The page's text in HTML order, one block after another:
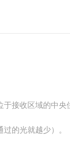
接收区域的中央
的光就越少）。